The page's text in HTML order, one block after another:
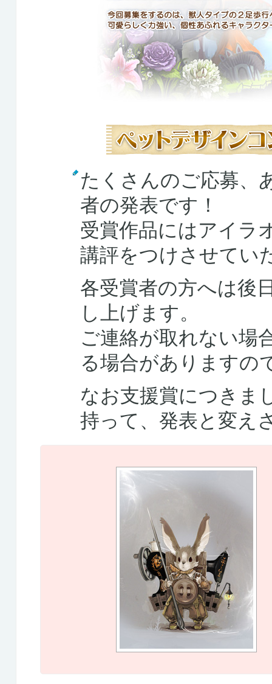
たくさんのご応募、
者の発表です！
受賞作品にはアイラ
講評をつけさせてい
各受賞者の方へは後
し上げます。
ご連絡が取れない場
る場合がありますの
なお支援賞につきま
持って、発表と変え